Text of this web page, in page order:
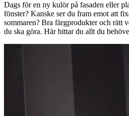
Dags för en ny kulör på fasaden eller
fönster? Kanske ser du fram emot att
sommaren? Bra färgprodukter och rätt
du ska göra. Här hittar du allt du